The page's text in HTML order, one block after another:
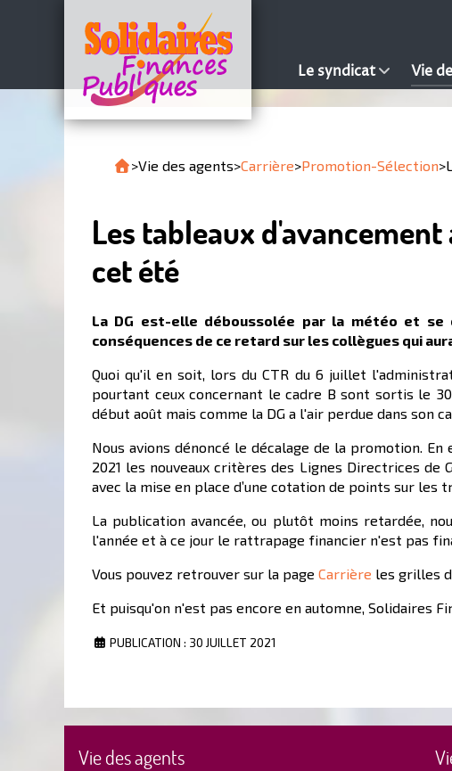
Le syndicat Vie
>Vie des agents>Carrière>Promotion-Sélection>
Les tableaux
cet été
La DG est-elle déboussolée par la météo et
conséquences de ce retard sur les collègues qui
Quoi qu'il en soit, lors du CTR du 6 juillet
pourtant ceux concernant le cadre B sont sortis le
début août mais comme la DG a l'air perdue dans son
Nous avions dénoncé le décalage de la promotion.
2021 les nouveaux critères des Lignes Directrices
avec la mise en place d’une cotation de points sur les
La publication avancée, ou plutôt moins retardée,
l'année et à ce jour le rattrapage financier n'est pas
Vous pouvez retrouver sur la page Carrière les grilles
Et puisqu'on n'est pas encore en automne, Solidaires
PUBLICATION : 30 JUILLET 2021
Vie des agents